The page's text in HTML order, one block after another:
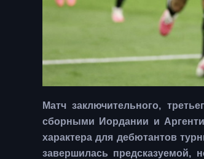
Матч заключительного,
сборными Иордании и
характера для дебютантов
завершилась